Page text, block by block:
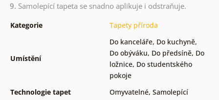
9. Samolepící tapeta se snadno aplikuje i odstraňuje.
Kategorie Tapety příroda
Umístění
Do kanceláře, Do kuchyně,
Do obýváku, Do předsíně, Do
ložnice, Do studentského
pokoje
Technologie tapet
Omyvatelné, Samolepící